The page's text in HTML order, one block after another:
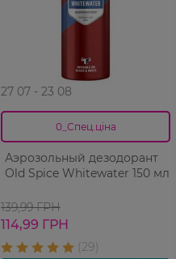
27 07 - 23 08
0_Спец.ціна
Аэрозольный дезодорант
Old Spice Whitewater 150 мл
139,99 ГРН
114,99 ГРН